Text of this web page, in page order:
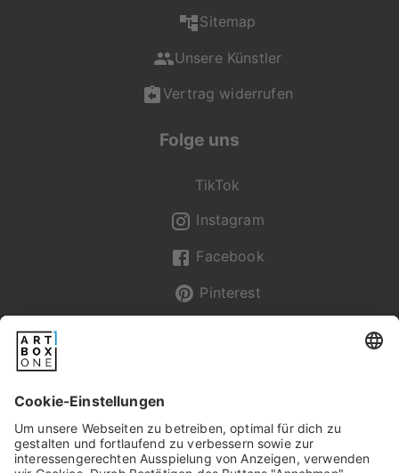
Sitemap
Unsere Künstler
Vertrag widerrufen
Folge uns
TikTok
Instagram
Facebook
Pinterest
Pixum